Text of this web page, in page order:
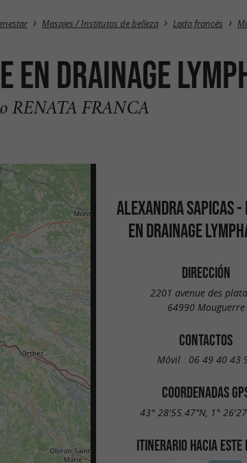
Masajes / Institutos de belleza Lado francés
en drainage
RENATA FRANCA
ALEXANDRA SAPICAS -
EN DRAINAGE
DIRECCIÓN
2201 avenue des
64990 Mouguerre
CONTACTOS
Móvil : 06 49 40 43
COORDENADAS
43° 28'55.47"N, 1°
ITINERARIO HACIA ESTE